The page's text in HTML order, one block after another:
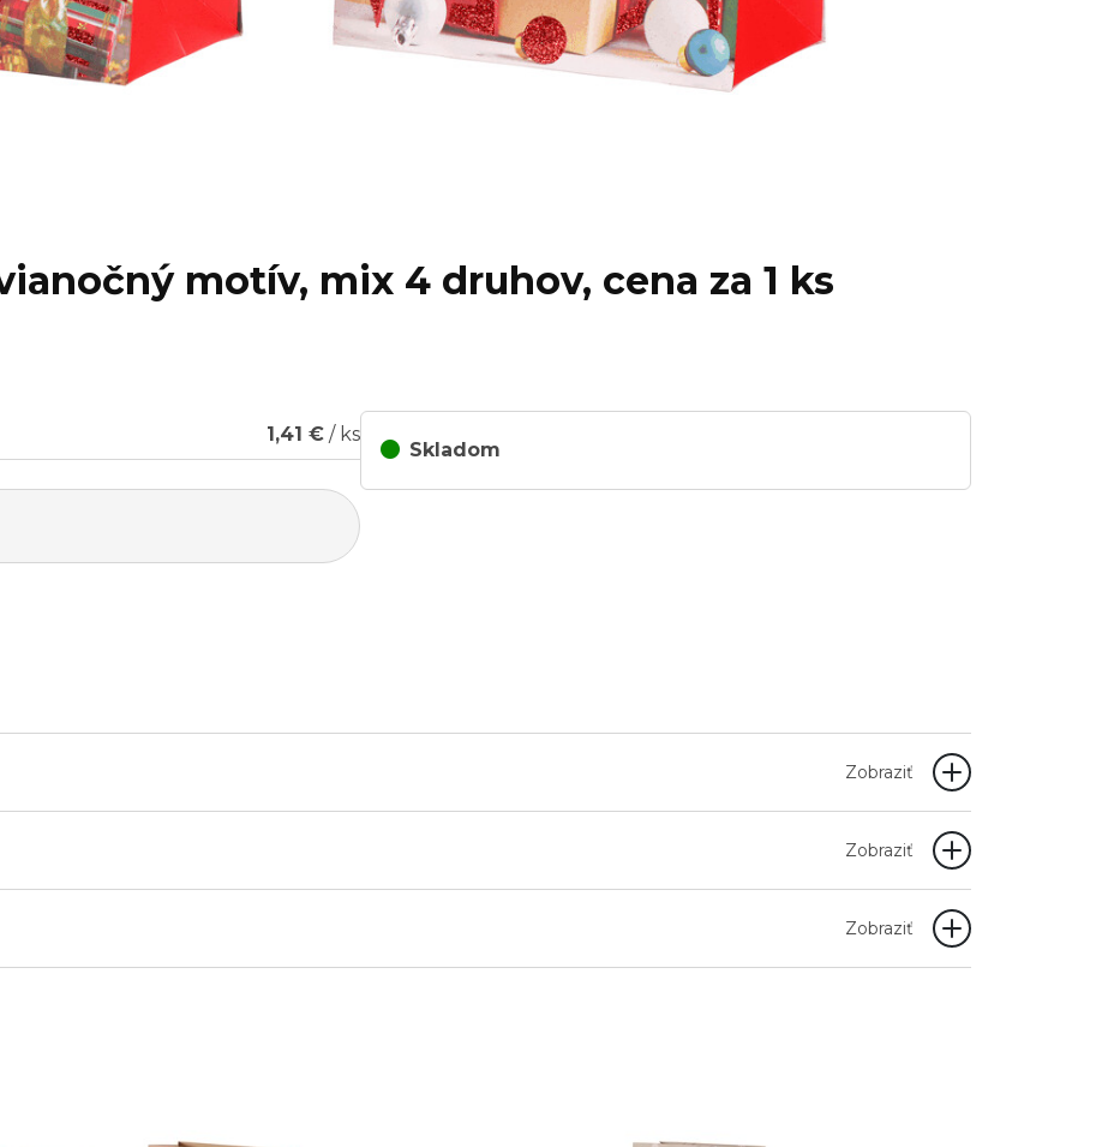
motív, mix 4 druhov, cena za 1 ks
1,41 € / ks
Skladom
Zobraziť
Zobraziť
Zobraziť